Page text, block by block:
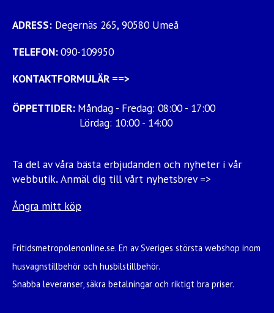
ADRESS: Degernäs 265, 90580 Umeå
TELEFON:090-109950
KONTAKTFORMULÄR ==>
ÖPPETTIDER: Måndag - Fredag: 08:00 - 17:00
Lördag: 10:00 - 14:00
Ta del av våra bästa erbjudanden och nyheter i vår
webbutik.Anmäl dig till vårt nyhetsbrev =>
Ångra mitt köp
Fritidsmetropolenonline.se. En av Sveriges största webshop inom
husvagnstillbehör och husbilstillbehör.
Snabba leveranser, säkra betalningar och riktigt bra priser.